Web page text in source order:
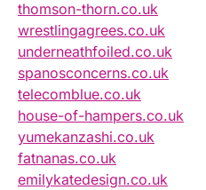
thomson-thorn.co.uk
wrestlingagrees.co.uk
underneathfoiled.co.uk
spanosconcerns.co.uk
telecomblue.co.uk
house-of-hampers.co.uk
yumekanzashi.co.uk
fatnanas.co.uk
emilykatedesign.co.uk